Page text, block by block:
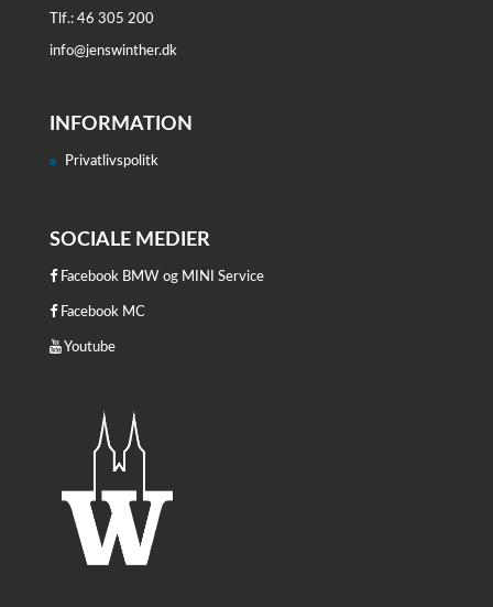
Tlf.: 46 305 200
info@jenswinther.dk
INFORMATION
Privatlivspolitk
SOCIALE MEDIER
Facebook BMW og MINI Service
Facebook MC
Youtube